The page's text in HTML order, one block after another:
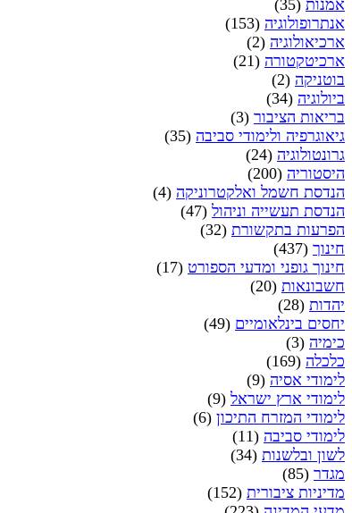
אמנות (35)
אנתרופולוגיה (153)
ארכיאולוגיה (2)
ארכיטקטורה (21)
בוטניקה (2)
ביולוגיה (34)
בריאות הציבור (3)
גיאוגרפיה ולימודי סביבה (35)
גרונטולוגיה (24)
היסטוריה (200)
הנדסת חשמל ואלקטרוניקה (4)
הנדסת תעשייה וניהול (47)
הפרעות בתקשורת (32)
חינוך (437)
חינוך גופני ומדעי הספורט (17)
חשבונאות (20)
יהדות (28)
יחסים בינלאומיים (49)
כימיה (3)
כלכלה (169)
לימודי אסיה (9)
לימודי ארץ ישראל (9)
לימודי המזרח התיכון (6)
לימודי סביבה (11)
לשון ובלשנות (34)
מגדר (85)
מדיניות ציבורית (152)